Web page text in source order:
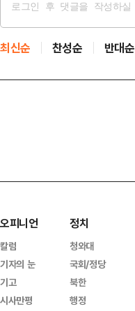
최신순 찬성순 반대순
오피니언
칼럼
기자의 눈
기고
시사만평
정치
청와대
국회/정당
북한
행정